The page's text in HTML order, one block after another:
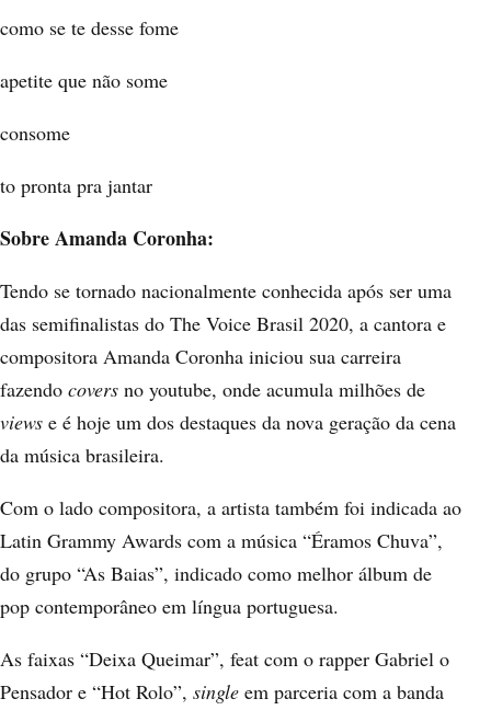
como se te desse fome
apetite que não some
consome
to pronta pra jantar
Sobre Amanda Coronha:
Tendo se tornado nacionalmente conhecida após ser uma
das semifinalistas do The Voice Brasil 2020, a cantora e
compositora Amanda Coronha iniciou sua carreira
fazendo covers no youtube, onde acumula milhões de
views e é hoje um dos destaques da nova geração da cena
da música brasileira.
Com o lado compositora, a artista também foi indicada ao
Latin Grammy Awards com a música “Éramos Chuva”,
do grupo “As Baias”, indicado como melhor álbum de
pop contemporâneo em língua portuguesa.
As faixas “Deixa Queimar”, feat com o rapper Gabriel o
Pensador e “Hot Rolo”, single em parceria com a banda